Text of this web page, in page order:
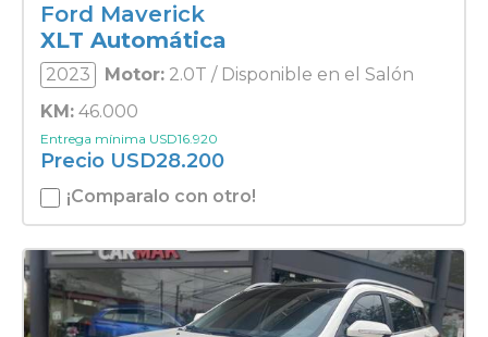
Ford Maverick
XLT Automática
2023 Motor: 2.0T / Disponible en el Salón
KM: 46.000
Entrega mínima USD16.920
Precio USD28.200
¡Comparalo con otro!